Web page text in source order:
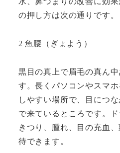
の押し方は次の通りです。
2 魚腰（ぎょよう）
黒目の真上で眉毛の真ん
す。長くパソコンやスマ
しやすい場所で、目につ
で来ているところです。
きつり、腫れ、目の充血
待できます。